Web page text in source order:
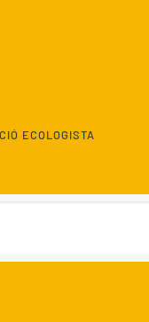
ECOLOGISTA